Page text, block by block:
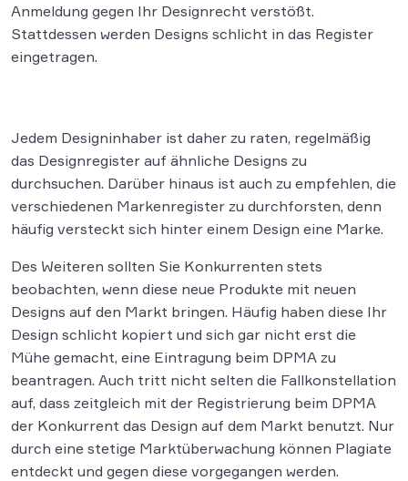
Anmeldung gegen Ihr Designrecht verstößt.
Stattdessen werden Designs schlicht in das Register
eingetragen.
Jedem Designinhaber ist daher zu raten, regelmäßig
das Designregister auf ähnliche Designs zu
durchsuchen. Darüber hinaus ist auch zu empfehlen, die
verschiedenen Markenregister zu durchforsten, denn
häufig versteckt sich hinter einem Design eine Marke.
Des Weiteren sollten Sie Konkurrenten stets
beobachten, wenn diese neue Produkte mit neuen
Designs auf den Markt bringen. Häufig haben diese Ihr
Design schlicht kopiert und sich gar nicht erst die
Mühe gemacht, eine Eintragung beim DPMA zu
beantragen. Auch tritt nicht selten die Fallkonstellation
auf, dass zeitgleich mit der Registrierung beim DPMA
der Konkurrent das Design auf dem Markt benutzt. Nur
durch eine stetige Marktüberwachung können Plagiate
entdeckt und gegen diese vorgegangen werden.